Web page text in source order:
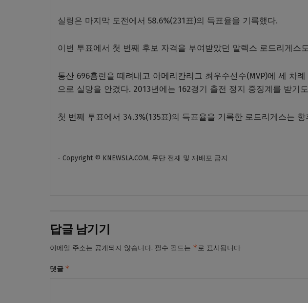
실링은 마지막 도전에서 58.6%(231표)의 득표율을 기록했다.
이번 투표에서 첫 번째 후보 자격을 부여받았던 알렉스 로드리게스
통산 696홈런을 때려내고 아메리칸리그 최우수선수(MVP)에 세 차
으로 실망을 안겼다. 2013년에는 162경기 출전 정지 중징계를 받기
첫 번째 투표에서 34.3%(135표)의 득표율을 기록한 로드리게스는
- Copyright © KNEWSLA.COM, 무단 전재 및 재배포 금지
답글 남기기
이메일 주소는 공개되지 않습니다. 필수 필드는 *로 표시됩니다
댓글 *